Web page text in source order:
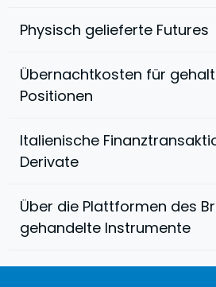
Physisch gelieferte Futures
Übernachtkosten für
Positionen
Italienische
Derivate
Über die Plattformen des
gehandelte Instrumente